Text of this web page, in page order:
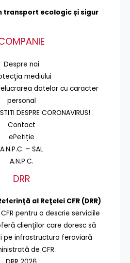
transport ecologic și sigur
Despre noi
mediului
datelor cu caracter
personal
DESPRE CORONAVIRUS!
Contact
ePetiție
A.N.P.C. – SAL
A.N.P.C.
DRR
al Reţelei CFR (DRR)
pentru a descrie serviciile
clienţilor care doresc să
pe infrastructura feroviară
de CFR.